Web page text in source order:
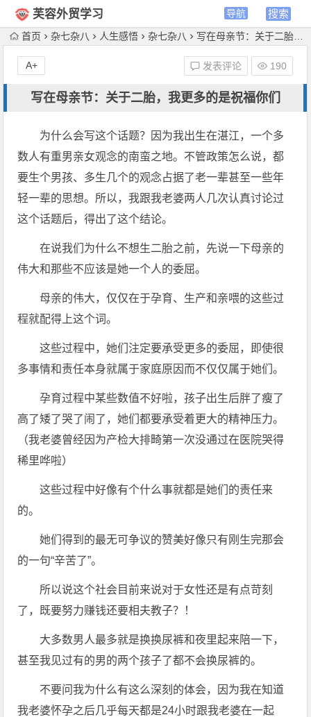
芙容外贸学习
首页 杂七杂八 人生感悟 杂七杂八 写在母亲节：关于二胎，我更多的是祝福你们
写在母亲节：关于二胎，我更多的是祝福你们
发表评论 190
A+
为什么会写这个话题？因为我出生在湛江，一个多
数人有重男亲女观念的南蛮之地。不管政策怎么说，都
要生个男孩、多生几个的观念占据了老一辈甚至一些年
轻一辈的思想。所以，我跟我老婆两人几次认真讨论过
这个话题后，得出了这个结论。
在说我们为什么不想生二胎之前，先说一下母亲的
伟大和那些不应该是她一个人的委屈。
母亲的伟大，仅仅在于孕育、生产和亲喂的这些过
程就配得上这个词。
这些过程中，她们注定要承受更多的委屈，即使很
多事情和责任本身就属于家庭原因而不仅仅属于她们。
孕育过程中某些数值不好啦，孩子出生后胖了瘦了
高了矮了哭了闹了，她们都要承受着更大的精神压力。
（我老婆曾经因为产检大排畸第一次没通过在医院哭得
稀里哗啦）
这些过程中好像有个什么事就都是她们的责任来
的。
她们得到的最无可争议的赞美好像只有刚生完那会
的一句“辛苦了”。
所以说这个社会目前来说对于女性还是有点苛刻
了，既要努力赚钱还要相夫教子？！
大多数男人最多就是换换尿裤和夜里起来陪一下，
甚至我见过有的男的两个孩子了都不会换尿裤的。
不要问我为什么有这么深刻的体会，因为我在知道
我老婆怀孕之后几乎每天都是24小时跟我老婆在一起